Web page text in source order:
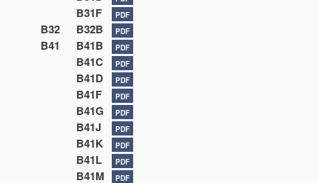
B31F PDF
B32 B32B PDF
B41 B41B PDF
B41C PDF
B41D PDF
B41F PDF
B41G PDF
B41J PDF
B41K PDF
B41L PDF
B41M PDF